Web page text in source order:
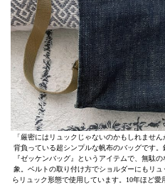
「厳密にはリュックじゃないのかもしれませ
背負っている超シンプルな帆布のバッグです
『ゼッケンバッグ』というアイテムで、無駄
象。ベルトの取り付け方でショルダーにもリ
らリュック形態で使用しています。10年ほど